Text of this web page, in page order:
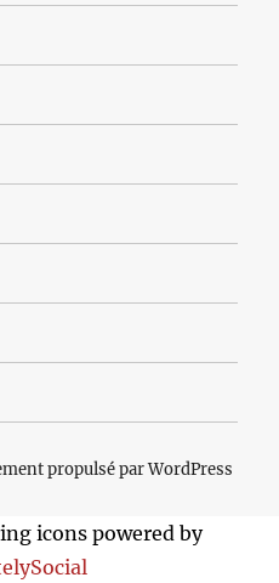
propulsé par WordPress
icons powered by